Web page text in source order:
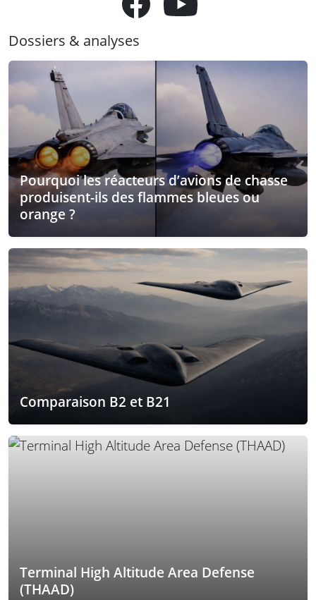
Dossiers & analyses
Pourquoi les réacteurs d’avions de chasse
produisent-ils des flammes bleues ou
orange ?
Comparaison B2 et B21
Terminal High Altitude Area Defense
(THAAD)